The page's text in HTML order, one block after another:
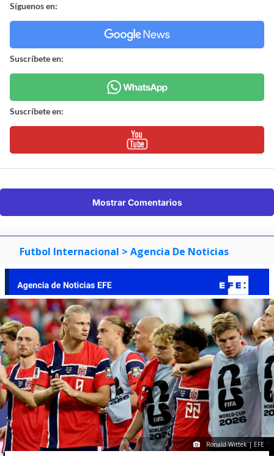
Síguenos en:
Suscríbete en:
Suscríbete en:
Mostrar Comentarios
Futbol Internacional > Agencia De Noticias
Ronald Wittek | EFE